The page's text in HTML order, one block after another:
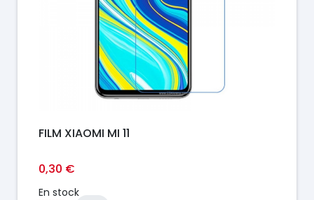
FILM XIAOMI MI 11
0,30 €
En stock